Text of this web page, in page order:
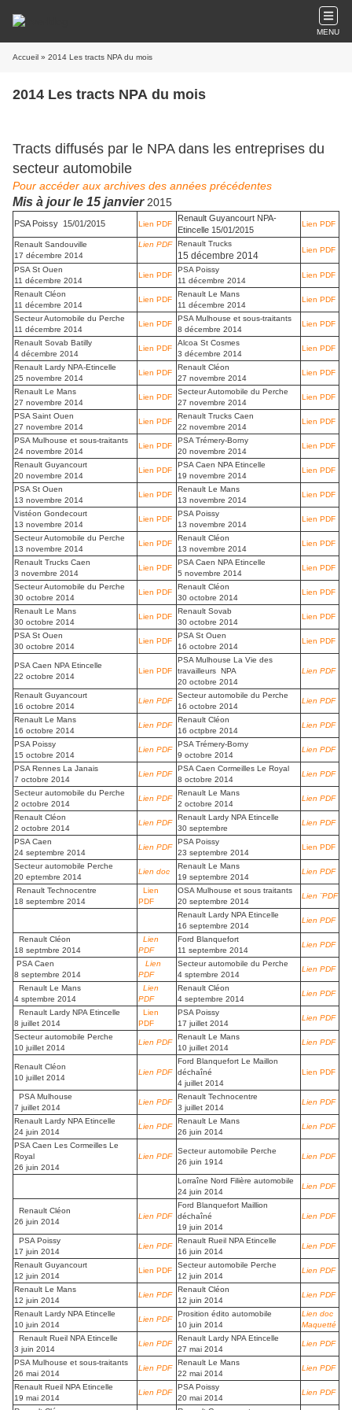
MENU
Accueil » 2014 Les tracts NPA du mois
2014 Les tracts NPA du mois
Tracts diffusés par le NPA dans les entreprises du
secteur automobile
Pour accéder aux archives des années précédentes
Mis à jour le 15 janvier2015
PSA Poissy 15/01/2015 Lien PDF
Renault Guyancourt NPA-
Etincelle 15/01/2015
Lien PDF
Renault Sandouville
17 décembre 2014
Lien PDF Renault Trucks
15 décembre 2014
Lien PDF
PSA St Ouen
11 décembre 2014
Lien PDF
PSA Poissy
11 décembre 2014
Lien PDF
Renault Cléon
11 décembre 2014
Lien PDF
Renault Le Mans
11 décembre 2014
Lien PDF
Secteur Automobile du Perche
11 décembre 2014
Lien PDF
PSA Mulhouse et sous-traitants
8 décembre 2014
Lien PDF
Renault Sovab Batilly
4 décembre 2014
Lien PDF
Alcoa St Cosmes
3 décembre 2014
Lien PDF
Renault Lardy NPA-Etincelle
25 novembre 2014
Lien PDF
Renault Cléon
27 novembre 2014
Lien PDF
Renault Le Mans
27 novembre 2014
Lien PDF
Secteur Automobile du Perche
27 novembre 2014
Lien PDF
PSA Saint Ouen
27 novembre 2014
Lien PDF
Renault Trucks Caen
22 novembre 2014
Lien PDF
PSA Mulhouse et sous-traitants
24 novembre 2014
Lien PDF
PSA Trémery-Borny
20 novembre 2014
Lien PDF
Renault Guyancourt
20 novembre 2014
Lien PDF
PSA Caen NPA Etincelle
19 novembre 2014
Lien PDF
PSA St Ouen
13 novembre 2014
Lien PDF
Renault Le Mans
13 novembre 2014
Lien PDF
Vistéon Gondecourt
13 novembre 2014
Lien PDF
PSA Poissy
13 novembre 2014
Lien PDF
Secteur Automobile du Perche
13 novembre 2014
Lien PDF
Renault Cléon
13 novembre 2014
Lien PDF
Renault Trucks Caen
3 novembre 2014
Lien PDF
PSA Caen NPA Etincelle
5 novembre 2014
Lien PDF
Secteur Automobile du Perche
30 octobre 2014
Lien PDF
Renault Cléon
30 octobre 2014
Lien PDF
Renault Le Mans
30 octobre 2014
Lien PDF
Renault Sovab
30 octobre 2014
Lien PDF
PSA St Ouen
30 octobre 2014
Lien PDF
PSA St Ouen
16 octobre 2014
Lien PDF
PSA Caen NPA Etincelle
22 octobre 2014
Lien PDF
PSA Mulhouse La Vie des
travailleurs NPA
20 octobre 2014
Lien PDF
Renault Guyancourt
16 octobre 2014
Lien PDF
Secteur automobile du Perche
16 octobre 2014
Lien PDF
Renault Le Mans
16 octobre 2014
Lien PDF
Renault Cléon
16 octpbre 2014
Lien PDF
PSA Poissy
15 octobre 2014
Lien PDF
PSA Trémery-Borny
9 octobre 2014
Lien PDF
PSA Rennes La Janais
7 octobre 2014
Lien PDF
PSA Caen Cormeilles Le Royal
8 octobre 2014
Lien PDF
Secteur automobile du Perche
2 octobre 2014
Lien PDF
Renault Le Mans
2 octobre 2014
Lien PDF
Renault Cléon
2 octobre 2014
Lien PDF
Renault Lardy NPA Etincelle
30 septembre
Lien PDF
PSA Caen
24 septembre 2014
Lien PDF
PSA Poissy
23 septembre 2014
Lien PDF
Secteur automobile Perche
20 eptembre 2014
Lien doc
Renault Le Mans
19 septembre 2014
Lien PDF
Renault Technocentre
18 septembre 2014
Lien
PDF
OSA Mulhouse et sous traitants
20 septembre 2014
Lien ¨PDF
Renault Lardy NPA Etincelle
16 septembre 2014
Lien PDF
Renault Cléon
18 septmbre 2014
Lien
PDF
Ford Blanquefort
11 septembre 2014
Lien PDF
PSA Caen
8 septembre 2014
Lien
PDF
Secteur automobile du Perche
4 sptembre 2014
Lien PDF
Renault Le Mans
4 sptembre 2014
Lien
PDF
Renault Cléon
4 septembre 2014
Lien PDF
Renault Lardy NPA Etincelle
8 juillet 2014
Lien
PDF
PSA Poissy
17 juillet 2014
Lien PDF
Secteur automobile Perche
10 juillet 2014
Lien PDF
Renault Le Mans
10 juillet 2014
Lien PDF
Renault Cléon
10 juillet 2014
Lien PDF
Ford Blanquefort Le Maillon
déchaîné
4 juillet 2014
Lien PDF
PSA Mulhouse
7 juillet 2014
Lien PDF
Renault Technocentre
3 juillet 2014
Lien PDF
Renault Lardy NPA Etincelle
24 juin 2014
Lien PDF
Renault Le Mans
26 juin 2014
Lien PDF
PSA Caen Les Cormeilles Le
Royal
26 juin 2014
Lien PDF
Secteur automobile Perche
26 juin 1914
Lien PDF
Lorraîne Nord Filière automobile
24 juin 2014
Lien PDF
Renault Cléon
26 juin 2014
Lien PDF
Ford Blanquefort Maillion
déchaîné
19 juin 2014
Lien PDF
PSA Poissy
17 juin 2014
Lien PDF
Renault Rueil NPA Etincelle
16 juin 2014
Lien PDF
Renault Guyancourt
12 juin 2014
Lien PDF
Secteur automobile Perche
12 juin 2014
Lien PDF
Renault Le Mans
12 juin 2014
Lien PDF
Renault Cléon
12 juin 2014
Lien PDF
Renault Lardy NPA Etincelle
10 juin 2014
Lien PDF
Prosition édito automobile
10 juin 2014
Lien doc
Maquetté
Renault Rueil NPA Etincelle
3 juin 2014
Lien PDF
Renault Lardy NPA Etincelle
27 mai 2014
Lien PDF
PSA Mulhouse et sous-traitants
26 mai 2014
Lien PDF
Renault Le Mans
22 mai 2014
Lien PDF
Renault Rueil NPA Etincelle
19 mai 2014
Lien PDF
PSA Poissy
20 mai 2014
Lien PDF